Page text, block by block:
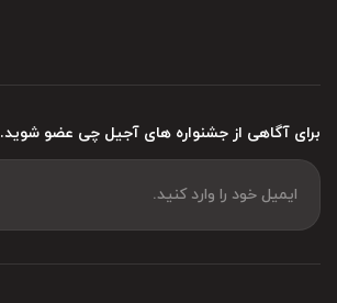
برای آگاهی از جشنواره های آجیل چی عضو شوید.